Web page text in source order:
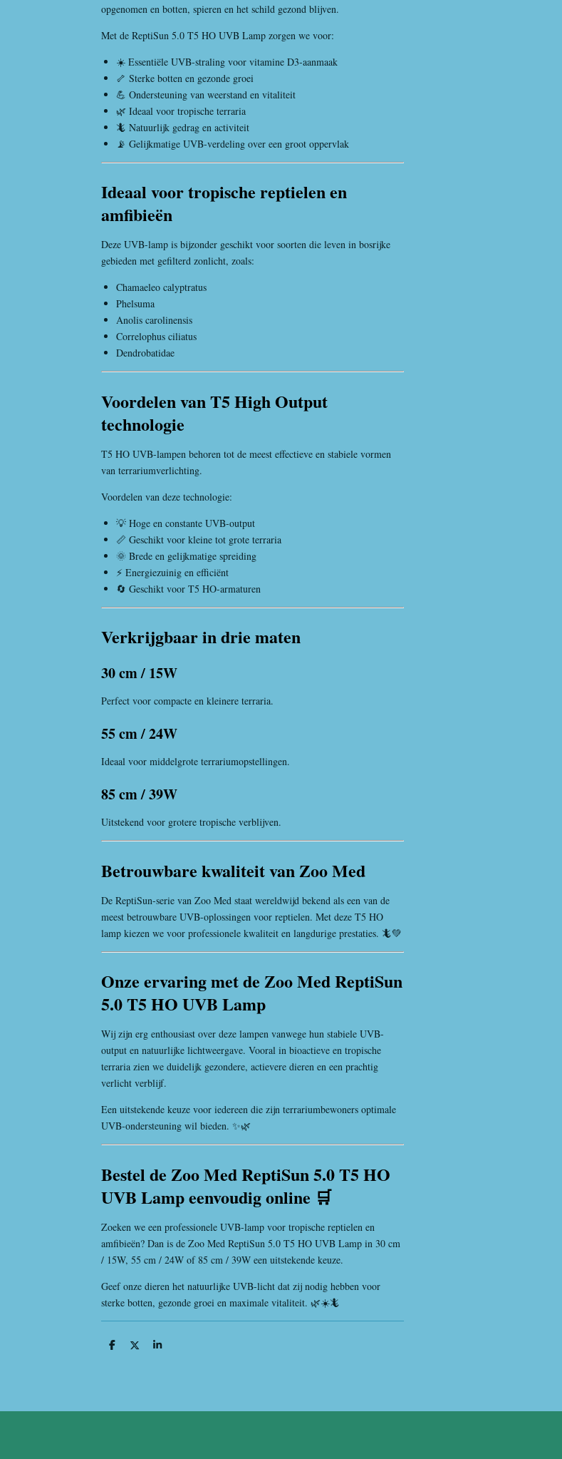
opgenomen en botten, spieren en het schild gezond blijven.
Met de ReptiSun 5.0 T5 HO UVB Lamp zorgen we voor:
☀️ Essentiële UVB-straling voor vitamine D3-aanmaak
🦴 Sterke botten en gezonde groei
💪 Ondersteuning van weerstand en vitaliteit
🌿 Ideaal voor tropische terraria
🦎 Natuurlijk gedrag en activiteit
📡 Gelijkmatige UVB-verdeling over een groot oppervlak
Ideaal voor tropische reptielen en
amfibieën
Deze UVB-lamp is bijzonder geschikt voor soorten die leven in bosrijke
gebieden met gefilterd zonlicht, zoals:
Chamaeleo calyptratus
Phelsuma
Anolis carolinensis
Correlophus ciliatus
Dendrobatidae
Voordelen van T5 High Output
technologie
T5 HO UVB-lampen behoren tot de meest effectieve en stabiele vormen
van terrariumverlichting.
Voordelen van deze technologie:
💡 Hoge en constante UVB-output
📏 Geschikt voor kleine tot grote terraria
🌞 Brede en gelijkmatige spreiding
⚡ Energiezuinig en efficiënt
🔄 Geschikt voor T5 HO-armaturen
Verkrijgbaar in drie maten
30 cm / 15W
Perfect voor compacte en kleinere terraria.
55 cm / 24W
Ideaal voor middelgrote terrariumopstellingen.
85 cm / 39W
Uitstekend voor grotere tropische verblijven.
Betrouwbare kwaliteit van Zoo Med
De ReptiSun-serie van Zoo Med staat wereldwijd bekend als een van de
meest betrouwbare UVB-oplossingen voor reptielen. Met deze T5 HO
lamp kiezen we voor professionele kwaliteit en langdurige prestaties. 🦎💚
Onze ervaring met de Zoo Med ReptiSun
5.0 T5 HO UVB Lamp
Wij zijn erg enthousiast over deze lampen vanwege hun stabiele UVB-
output en natuurlijke lichtweergave. Vooral in bioactieve en tropische
terraria zien we duidelijk gezondere, actievere dieren en een prachtig
verlicht verblijf.
Een uitstekende keuze voor iedereen die zijn terrariumbewoners optimale
UVB-ondersteuning wil bieden. ✨🌿
Bestel de Zoo Med ReptiSun 5.0 T5 HO
UVB Lamp eenvoudig online 🛒
Zoeken we een professionele UVB-lamp voor tropische reptielen en
amfibieën? Dan is de Zoo Med ReptiSun 5.0 T5 HO UVB Lamp in 30 cm
/ 15W, 55 cm / 24W of 85 cm / 39W een uitstekende keuze.
Geef onze dieren het natuurlijke UVB-licht dat zij nodig hebben voor
sterke botten, gezonde groei en maximale vitaliteit. 🌿☀️🦎
D
D
S